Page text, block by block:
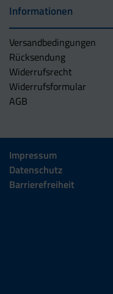
Informationen
Versandbedingungen
Rücksendung
Widerrufsrecht
Widerrufsformular
AGB
Impressum
Datenschutz
Barrierefreiheit